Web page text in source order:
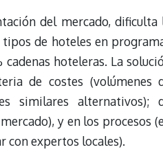
del mercado, dificulta
de hoteles en
hoteleras. La
de costes (volúmenes
similares alternativos);
y en los procesos
con expertos locales).